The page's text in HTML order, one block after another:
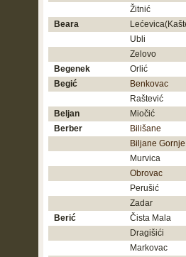
Žitnić
Beara
Ubli
Zelovo
Begenek
Orlić
Begić
Benkovac
Raštević
Beljan
Miočić
Berber
Bilišane
Biljane Gornje
Murvica
Obrovac
Perušić
Zadar
Berić
Čista Mala
Dragišići
Markovac